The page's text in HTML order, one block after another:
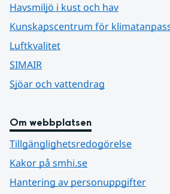
Havsmiljö i kust och hav
Kunskapscentrum för
Luftkvalitet
SIMAIR
Sjöar och vattendrag
Om webbplatsen
Tillgänglighetsredogörelse
Kakor på smhi.se
Hantering av personuppgifter